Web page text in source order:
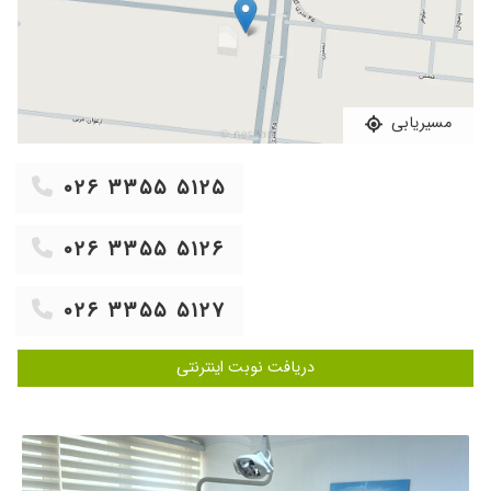
همهچیز عالی ولی گران ۱۴۰۳/۰۸/۱۳
عدم رضایت
کشیدن دندون عقلی که همه جا بهم گفتند جراحی
میخواد با سرعت بالا و بدون کمترین فشار به فک
بنده ایشون دندان من رو دراوردن بسیار حرفه ای و
بهترین متخصص لثه و ایمپلنت واقعا عالی بود
ایشون گفتن باید لثه هام جراحی بشه ولی خانم
و بعدش ایمپلنت های منو کاشتن من خیلی راضی
بودم اخلاقشون بسیار مهربون بود بدون درد برام
ایمپلنت کردن من خیلی راضی بودم فوق العاده
تاحالا نشده بود انقدر از پزشکی راضی باشم
۱۴۰۴/۱۰/۱۰
ایمپلنت انجام دادم هیج دردی نداشت خیلی را۱ی
ام
۱۴۰۲/۰۵/۰۴
مسیریابی
۰۲۶ ۳۳۵۵ ۵۱۲۵
۰۲۶ ۳۳۵۵ ۵۱۲۶
۰۲۶ ۳۳۵۵ ۵۱۲۷
دریافت نوبت اینترنتی